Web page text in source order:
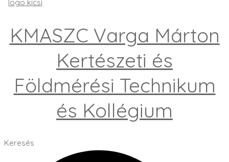
KMASZC Varga Márton
Kertészeti és
Földmérési Technikum
és Kollégium
Keresés